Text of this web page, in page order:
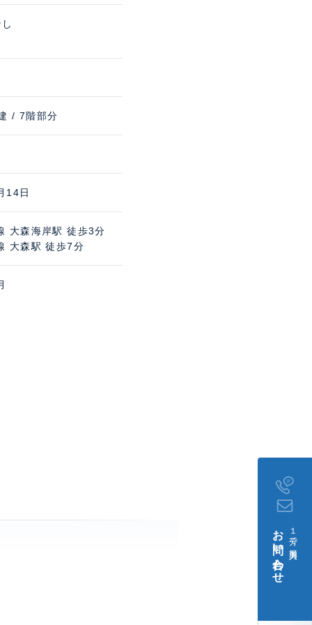
/ 7階部分
14日
大森海岸駅 徒歩3分
大森駅 徒歩7分
１分で簡単入力
お問い合わせ